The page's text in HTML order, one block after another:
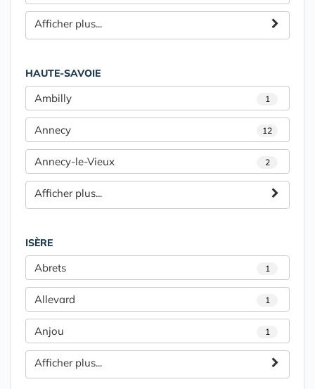
Afficher plus...
HAUTE-SAVOIE
Ambilly 1
Annecy 12
Annecy-le-Vieux 2
Afficher plus...
ISÈRE
Abrets 1
Allevard 1
Anjou 1
Afficher plus...